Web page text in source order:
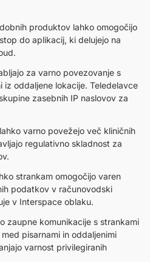
produktov lahko omogočijo
do aplikacij, ki delujejo na
za varno povezovanje s
iz oddaljene lokacije. Teledelavce
zasebnih IP naslovov za
varno povežejo več kliničnih
regulativno skladnost za
strankam omogočijo varen
podatkov v računovodski
v Interspace oblaku.
zaupne komunikacije s strankami
pisarnami in oddaljenimi
varnost privilegiranih